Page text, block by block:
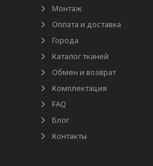
Монтаж
Оплата и доставка
Города
Каталог тканей
Обмен и возврат
Комплектация
FAQ
Блог
Контакты